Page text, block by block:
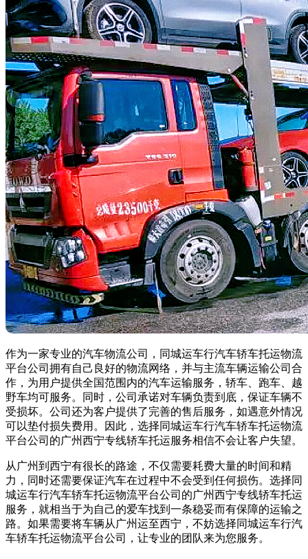
作为一家专业的汽车物流公司，同城运车行汽车轿车托运物流
平台公司拥有自己良好的物流网络，并与主流车辆运输公司合
作，为用户提供全国范围内的汽车运输服务，轿车、跑车、越
野车均可服务。同时，公司承诺对车辆负责到底，保证车辆不
受损坏。公司还为客户提供了完善的售后服务，如遇意外情况
可以垫付损失费用。因此，选择同城运车行汽车轿车托运物流
平台公司的广州西宁专线轿车托运服务相信不会让客户失望。
从广州到西宁有很长的路途，不仅需要耗费大量的时间和精
力，同时还需要保证汽车在过程中不会受到任何损伤。选择同
城运车行汽车轿车托运物流平台公司的广州西宁专线轿车托运
服务，就相当于为自己的爱车找到一条稳妥而有保障的运输之
路。如果需要将车辆从广州运至西宁，不妨选择同城运车行汽
车轿车托运物流平台公司，让专业的团队来为您服务。